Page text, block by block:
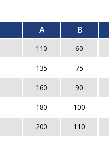
A B
110 60
135 75
160 90
180 100
200 110